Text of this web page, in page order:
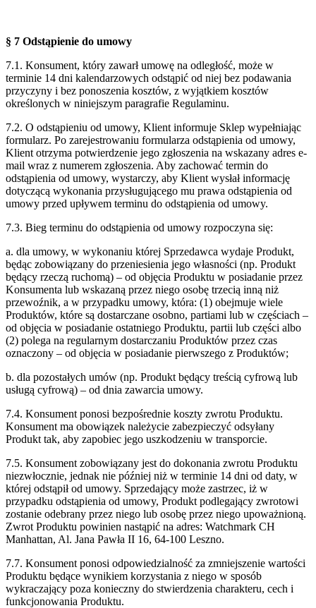
§ 7 Odstąpienie do umowy
7.1. Konsument, który zawarł umowę na odległość, może w
terminie 14 dni kalendarzowych odstąpić od niej bez podawania
przyczyny i bez ponoszenia kosztów, z wyjątkiem kosztów
określonych w niniejszym paragrafie Regulaminu.
7.2. O odstąpieniu od umowy, Klient informuje Sklep wypełniając
formularz. Po zarejestrowaniu formularza odstąpienia od umowy,
Klient otrzyma potwierdzenie jego zgłoszenia na wskazany adres e-
mail wraz z numerem zgłoszenia. Aby zachować termin do
odstąpienia od umowy, wystarczy, aby Klient wysłał informację
dotyczącą wykonania przysługującego mu prawa odstąpienia od
umowy przed upływem terminu do odstąpienia od umowy.
7.3. Bieg terminu do odstąpienia od umowy rozpoczyna się:
a. dla umowy, w wykonaniu której Sprzedawca wydaje Produkt,
będąc zobowiązany do przeniesienia jego własności (np. Produkt
będący rzeczą ruchomą) – od objęcia Produktu w posiadanie przez
Konsumenta lub wskazaną przez niego osobę trzecią inną niż
przewoźnik, a w przypadku umowy, która: (1) obejmuje wiele
Produktów, które są dostarczane osobno, partiami lub w częściach –
od objęcia w posiadanie ostatniego Produktu, partii lub części albo
(2) polega na regularnym dostarczaniu Produktów przez czas
oznaczony – od objęcia w posiadanie pierwszego z Produktów;
b. dla pozostałych umów (np. Produkt będący treścią cyfrową lub
usługą cyfrową) – od dnia zawarcia umowy.
7.4. Konsument ponosi bezpośrednie koszty zwrotu Produktu.
Konsument ma obowiązek należycie zabezpieczyć odsyłany
Produkt tak, aby zapobiec jego uszkodzeniu w transporcie.
7.5. Konsument zobowiązany jest do dokonania zwrotu Produktu
niezwłocznie, jednak nie później niż w terminie 14 dni od daty, w
której odstąpił od umowy. Sprzedający może zastrzec, iż w
przypadku odstąpienia od umowy, Produkt podlegający zwrotowi
zostanie odebrany przez niego lub osobę przez niego upoważnioną.
Zwrot Produktu powinien nastąpić na adres: Watchmark CH
Manhattan, Al. Jana Pawła II 16, 64-100 Leszno.
7.7. Konsument ponosi odpowiedzialność za zmniejszenie wartości
Produktu będące wynikiem korzystania z niego w sposób
wykraczający poza konieczny do stwierdzenia charakteru, cech i
funkcjonowania Produktu.